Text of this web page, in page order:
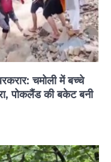
चमोली में बच्चे
पोकलैंड की बकेट बनी